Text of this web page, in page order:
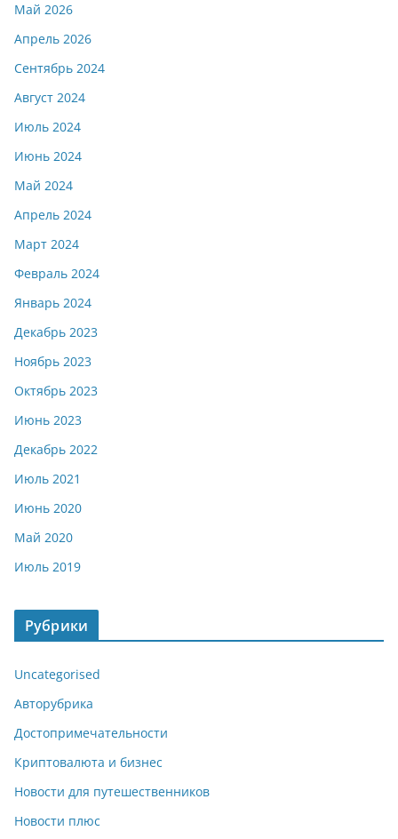
Май 2026
Апрель 2026
Сентябрь 2024
Август 2024
Июль 2024
Июнь 2024
Май 2024
Апрель 2024
Март 2024
Февраль 2024
Январь 2024
Декабрь 2023
Ноябрь 2023
Октябрь 2023
Июнь 2023
Декабрь 2022
Июль 2021
Июнь 2020
Май 2020
Июль 2019
Рубрики
Uncategorised
Авторубрика
Достопримечательности
Криптовалюта и бизнес
Новости для путешественников
Новости плюс